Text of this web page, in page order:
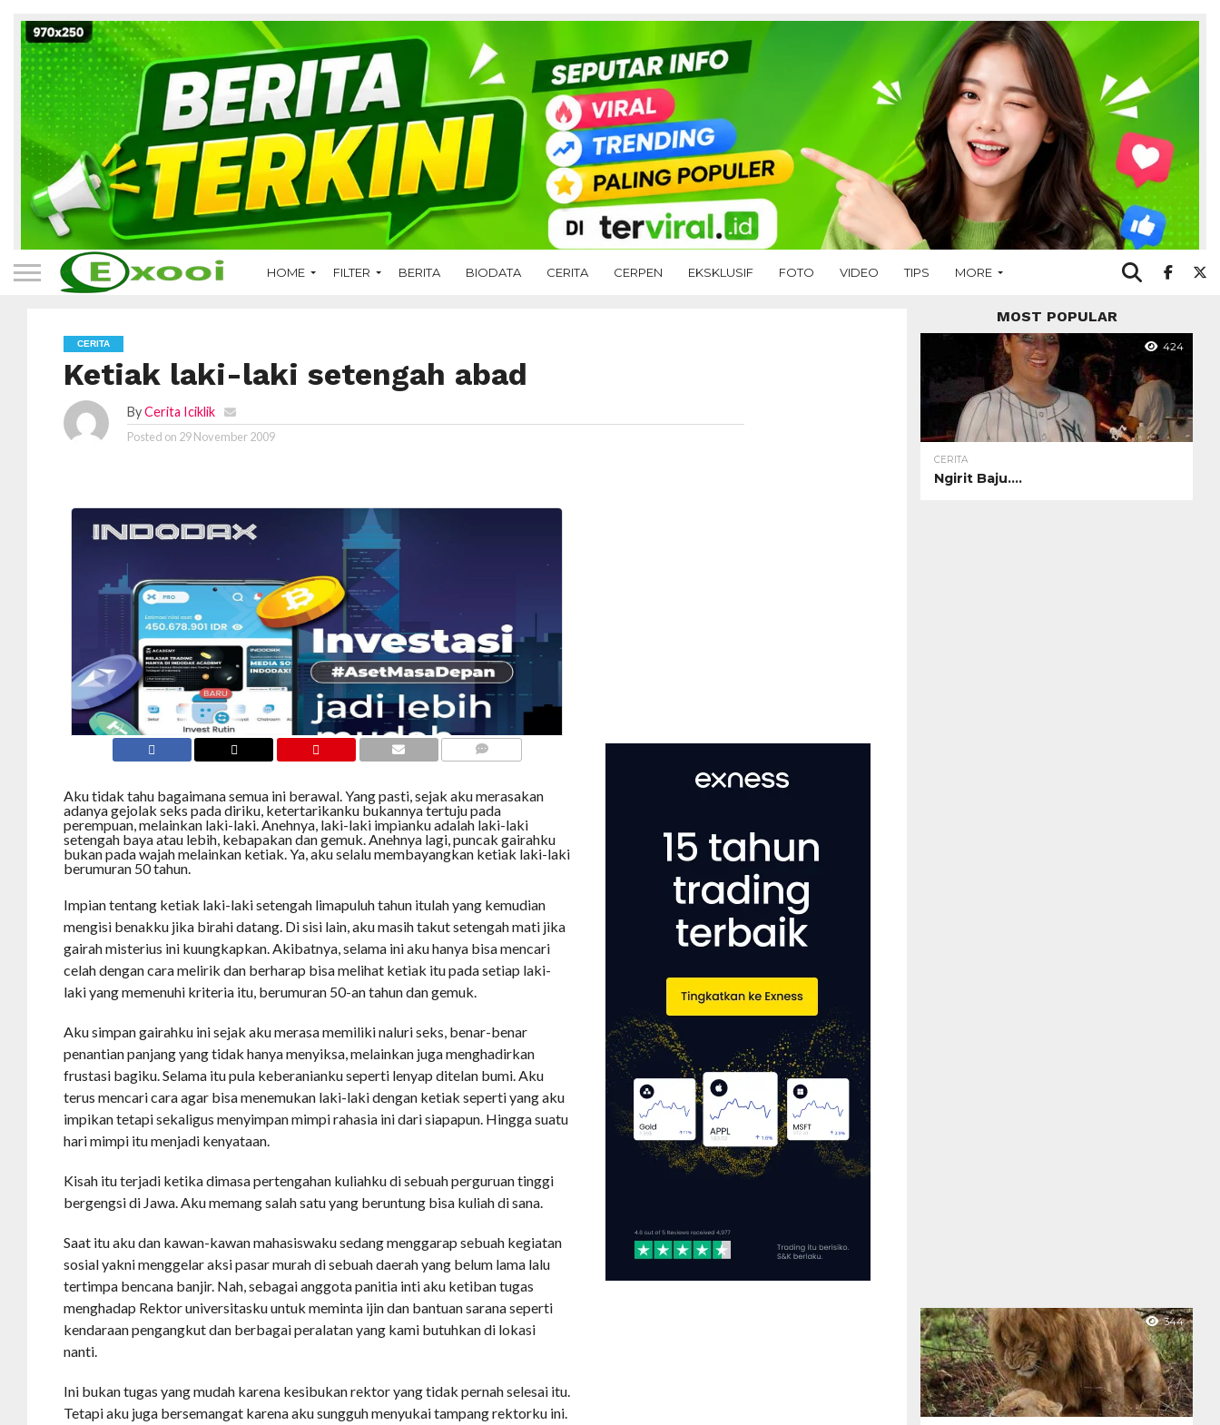
HOME FILTER BERITA BIODATA CERITA CERPEN EKSKLUSIF FOTO VIDEO TIPS MORE
CERITA
Ketiak laki-laki setengah abad
By Cerita Iciklik
Posted on 29 November 2009
Aku tidak tahu bagaimana semua ini berawal. Yang pasti, sejak aku merasakan
adanya gejolak seks pada diriku, ketertarikanku bukannya tertuju pada
perempuan, melainkan laki-laki. Anehnya, laki-laki impianku adalah laki-laki
setengah baya atau lebih, kebapakan dan gemuk. Anehnya lagi, puncak gairahku
bukan pada wajah melainkan ketiak. Ya, aku selalu membayangkan ketiak laki-laki
berumuran 50 tahun.
Impian tentang ketiak laki-laki setengah limapuluh tahun itulah yang kemudian
mengisi benakku jika birahi datang. Di sisi lain, aku masih takut setengah mati jika
gairah misterius ini kuungkapkan. Akibatnya, selama ini aku hanya bisa mencari
celah dengan cara melirik dan berharap bisa melihat ketiak itu pada setiap laki-
laki yang memenuhi kriteria itu, berumuran 50-an tahun dan gemuk.
Aku simpan gairahku ini sejak aku merasa memiliki naluri seks, benar-benar
penantian panjang yang tidak hanya menyiksa, melainkan juga menghadirkan
frustasi bagiku. Selama itu pula keberanianku seperti lenyap ditelan bumi. Aku
terus mencari cara agar bisa menemukan laki-laki dengan ketiak seperti yang aku
impikan tetapi sekaligus menyimpan mimpi rahasia ini dari siapapun. Hingga suatu
hari mimpi itu menjadi kenyataan.
Kisah itu terjadi ketika dimasa pertengahan kuliahku di sebuah perguruan tinggi
bergengsi di Jawa. Aku memang salah satu yang beruntung bisa kuliah di sana.
Saat itu aku dan kawan-kawan mahasiswaku sedang menggarap sebuah kegiatan
sosial yakni menggelar aksi pasar murah di sebuah daerah yang belum lama lalu
tertimpa bencana banjir. Nah, sebagai anggota panitia inti aku ketiban tugas
menghadap Rektor universitasku untuk meminta ijin dan bantuan sarana seperti
kendaraan pengangkut dan berbagai peralatan yang kami butuhkan di lokasi
nanti.
Ini bukan tugas yang mudah karena kesibukan rektor yang tidak pernah selesai itu.
Tetapi aku juga bersemangat karena aku sungguh menyukai tampang rektorku ini.
MOST POPULAR
424
CERITA
Ngirit Baju….
344